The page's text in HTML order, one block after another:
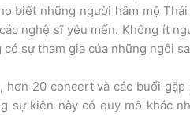
biết những người hâm mộ
nghệ sĩ yêu mến. Không ít
sự tham gia của những ngôi
20 concert và các buổi
sự kiện này có quy mô khác